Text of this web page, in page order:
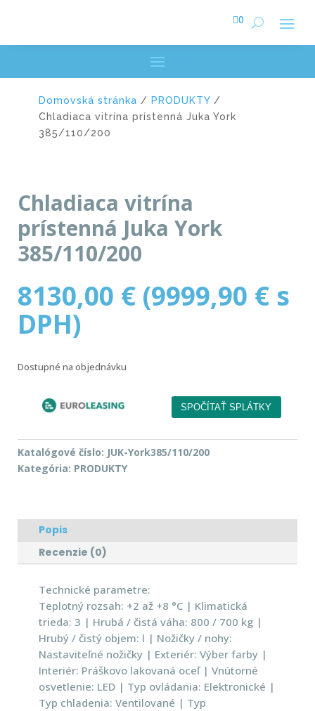
0
Domovská stránka / PRODUKTY /
Chladiaca vitrína prístenná Juka York
385/110/200
Chladiaca vitrína
prístenná Juka York
385/110/200
8130,00 € (9999,90 € s
DPH)
Dostupné na objednávku
Katalógové číslo: JUK-York385/110/200
Kategória: PRODUKTY
Popis
Recenzie (0)
Technické parametre:
Teplotný rozsah: +2 až +8 °C | Klimatická
trieda: 3 | Hrubá / čistá váha: 800 / 700 kg |
Hrubý / čistý objem: l | Nožičky / nohy:
Nastaviteľné nožičky | Exteriér: Výber farby |
Interiér: Práškovo lakovaná oceľ | Vnútorné
osvetlenie: LED | Typ ovládania: Elektronické |
Typ chladenia: Ventilované | Typ